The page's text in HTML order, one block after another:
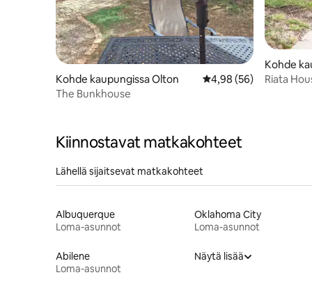
Kohde kaupungissa Olton Keskimääräinen arvio
4,98 (56)
The Bunkhouse
Kohde
Riata
Kiinnostavat matkakohteet
Lähellä sijaitsevat matkakohteet
Albuquerque
Loma-asunnot
Oklahoma City
Loma-asunnot
Abilene
Loma-asunnot
Näytä lisää